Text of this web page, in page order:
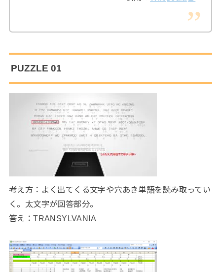
PUZZLE 01
考え方：よく出てくる文字や穴あき単語を読み取ってい
く。太文字が回答部分。
答え：TRANSYLVANIA